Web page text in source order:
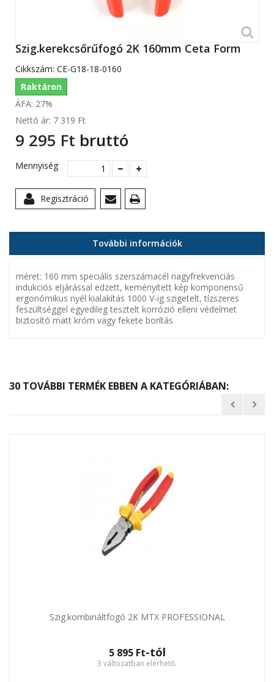
Szig.kerekcsőrűfogó 2K 160mm Ceta Form
Cikkszám: CE-G18-18-0160
Raktáron
ÁFA: 27%
Nettó ár: 7 319 Ft‎
9 295 Ft‎ bruttó
Mennyiség
Regisztráció
További információk
méret: 160 mm speciális szerszámacél nagyfrekvenciás
indukciós eljárással edzett, keményített kép komponensű
ergonómikus nyél kialakítás 1000 V-ig szigetelt, tízszeres
feszültséggel egyedileg tesztelt korrózió elleni védelmet
biztosító matt króm vagy fekete borítás
30 TOVÁBBI TERMÉK EBBEN A KATEGÓRIÁBAN:
Szig.kombináltfogó 2K MTX PROFESSIONAL
5 895 Ft‎-tól
3 változatban elérhető.